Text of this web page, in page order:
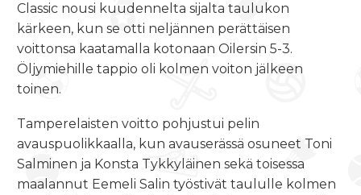
Classic nousi kuudennelta sijalta taulukon
kärkeen, kun se otti neljännen perättäisen
voittonsa kaatamalla kotonaan Oilersin 5-3.
Öljymiehille tappio oli kolmen voiton jälkeen
toinen.
Tamperelaisten voitto pohjustui pelin
avauspuolikkaalla, kun avauserässä osuneet Toni
Salminen ja Konsta Tykkyläinen sekä toisessa
maalannut Eemeli Salin työstivät taululle kolmen